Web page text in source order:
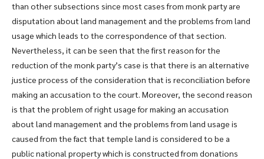
than other subsections since most cases from monk party are
disputation about land management and the problems from land
usage which leads to the correspondence of that section.
Nevertheless, it can be seen that the first reason for the
reduction of the monk party’s case is that there is an alternative
justice process of the consideration that is reconciliation before
making an accusation to the court. Moreover, the second reason
is that the problem of right usage for making an accusation
about land management and the problems from land usage is
caused from the fact that temple land is considered to be a
public national property which is constructed from donations